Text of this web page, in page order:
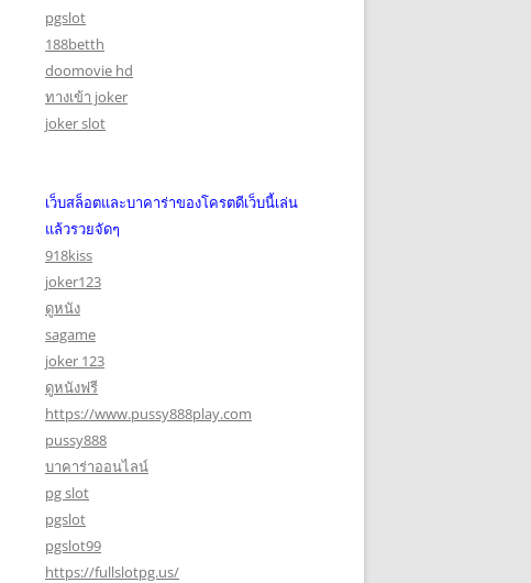
pgslot
188betth
doomovie hd
ทางเข้า joker
joker slot
เว็บสล็อตและบาคาร่าของโครตดีเว็บนี้เล่น
แล้วรวยจัดๆ
918kiss
joker123
ดูหนัง
sagame
joker 123
ดูหนังฟรี
https://www.pussy888play.com
pussy888
บาคาร่าออนไลน์
pg slot
pgslot
pgslot99
https://fullslotpg.us/